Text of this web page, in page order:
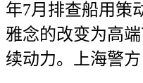
年7月排查船用策
雅念的改变为高
续动力。上海警方